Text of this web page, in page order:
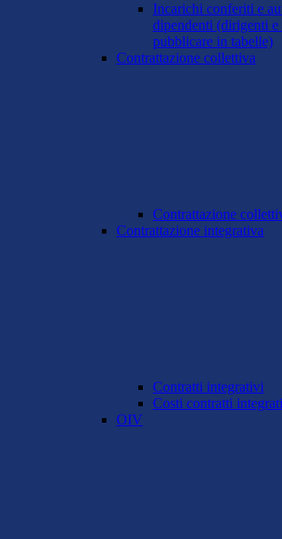
Incarichi conferiti e
dipendenti (dirigenti
pubblicare in tabelle)
Contrattazione collettiva
Contrattazione
Contrattazione integrativa
Contratti integrativi
Costi contratti
OIV